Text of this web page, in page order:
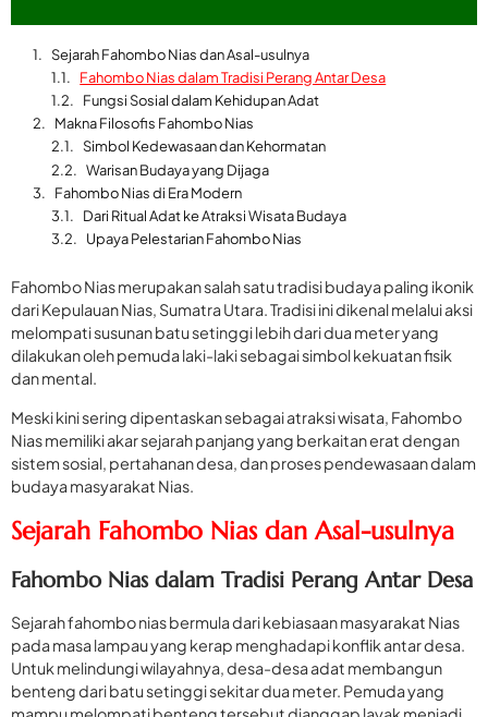
Sejarah Fahombo Nias dan Asal-usulnya
Fahombo Nias dalam Tradisi Perang Antar Desa
Fungsi Sosial dalam Kehidupan Adat
Makna Filosofis Fahombo Nias
Simbol Kedewasaan dan Kehormatan
Warisan Budaya yang Dijaga
Fahombo Nias di Era Modern
Dari Ritual Adat ke Atraksi Wisata Budaya
Upaya Pelestarian Fahombo Nias
Fahombo Nias merupakan salah satu tradisi budaya paling ikonik
dari Kepulauan Nias, Sumatra Utara. Tradisi ini dikenal melalui aksi
melompati susunan batu setinggi lebih dari dua meter yang
dilakukan oleh pemuda laki-laki sebagai simbol kekuatan fisik
dan mental.
Meski kini sering dipentaskan sebagai atraksi wisata, Fahombo
Nias memiliki akar sejarah panjang yang berkaitan erat dengan
sistem sosial, pertahanan desa, dan proses pendewasaan dalam
budaya masyarakat Nias.
Sejarah Fahombo Nias dan Asal-usulnya
Fahombo Nias dalam Tradisi Perang Antar Desa
Sejarah fahombo nias bermula dari kebiasaan masyarakat Nias
pada masa lampau yang kerap menghadapi konflik antar desa.
Untuk melindungi wilayahnya, desa-desa adat membangun
benteng dari batu setinggi sekitar dua meter. Pemuda yang